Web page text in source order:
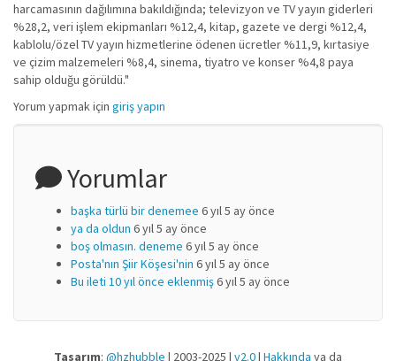
harcamasının dağılımına bakıldığında; televizyon ve TV yayın giderleri
%28,2, veri işlem ekipmanları %12,4, kitap, gazete ve dergi %12,4,
kablolu/özel TV yayın hizmetlerine ödenen ücretler %11,9, kırtasiye
ve çizim malzemeleri %8,4, sinema, tiyatro ve konser %4,8 paya
sahip olduğu görüldü."
Yorum yapmak için giriş yapın
Yorumlar
başka türlü bir denemee 6 yıl 5 ay önce
ya da oldun 6 yıl 5 ay önce
boş olmasın. deneme 6 yıl 5 ay önce
Posta'nın Şiir Köşesi'nin 6 yıl 5 ay önce
Bu ileti 10 yıl önce eklenmiş6 yıl 5 ay önce
Tasarım: @hzhubble | 2003-2025 | v2.0| Hakkında ya da